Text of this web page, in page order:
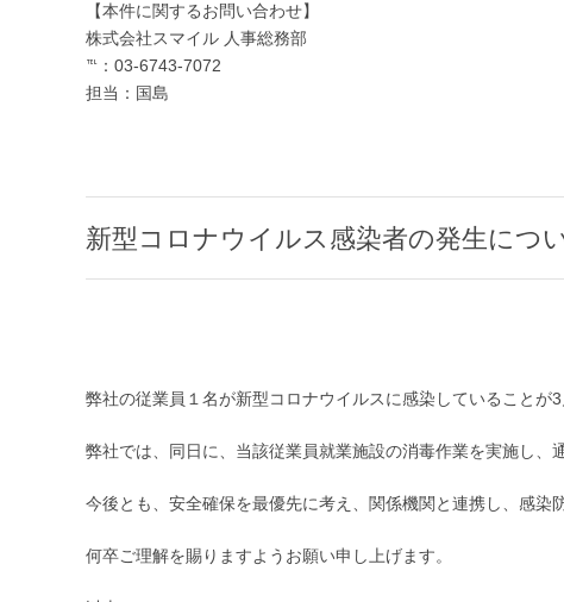
【本件に関するお問い合わせ】
株式会社スマイル 人事総務部
℡：03-6743-7072
担当：国島
新型コロナウイルス感染者の発生につ
弊社の従業員１名が新型コロナウイルスに感染していることが
弊社では、同日に、当該従業員就業施設の消毒作業を実施し、
今後とも、安全確保を最優先に考え、関係機関と連携し、感染
何卒ご理解を賜りますようお願い申し上げます。